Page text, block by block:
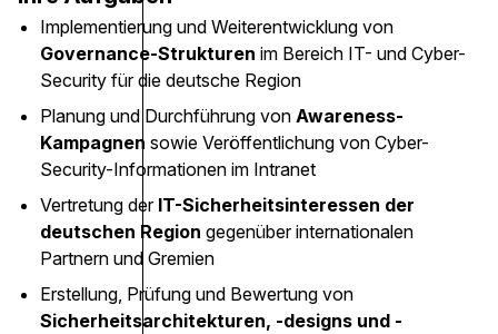
Implementierung und Weiterentwicklung von
Governance-Strukturen im Bereich IT- und Cyber-
Security für die deutsche Region
Planung und Durchführung von Awareness-
Kampagnen sowie Veröffentlichung von Cyber-
Security-Informationen im Intranet
Vertretung der IT-Sicherheitsinteressen der
deutschen Region gegenüber internationalen
Partnern und Gremien
Erstellung, Prüfung und Bewertung von
Sicherheitsarchitekturen, -designs und -